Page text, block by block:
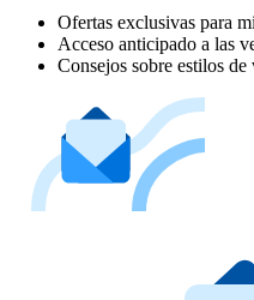
Ofertas exclusivas para
Acceso anticipado a las
Consejos sobre estilos de